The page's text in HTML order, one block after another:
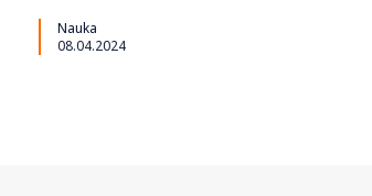
Nauka
08.04.2024